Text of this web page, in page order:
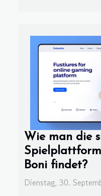
Wie man die
Boni findet?
Dienstag, 30.